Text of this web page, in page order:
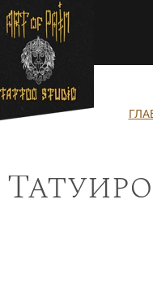
содержанию